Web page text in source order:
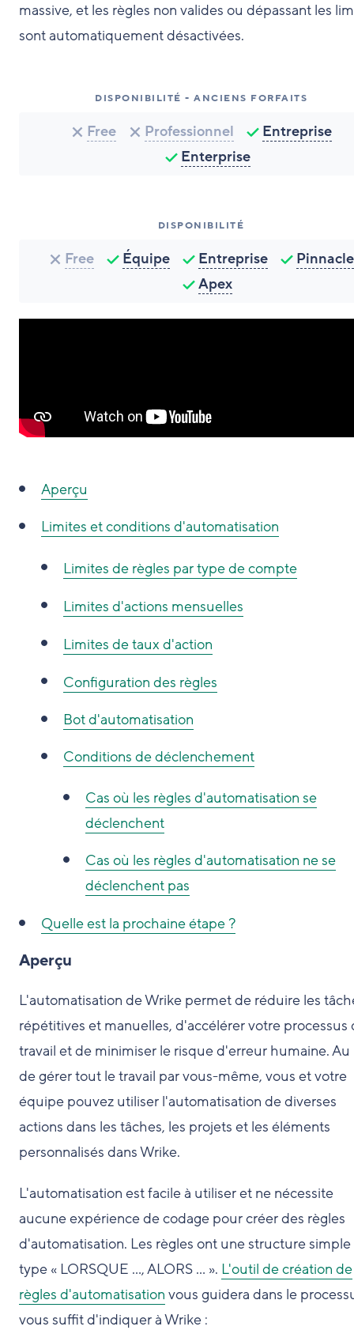
massive, et les règles non valides ou dépassant les
sont automatiquement désactivées.
DISPONIBILITÉ - ANCIENS FORFAITS
Free Professionnel
Entreprise
Enterprise
DISPONIBILITÉ
Free Équipe Entreprise
Pinnacle
Apex
Aperçu
Limites et conditions d'automatisation
Limites de règles par type de compte
Limites d'actions mensuelles
Limites de taux d'action
Configuration des règles
Bot d'automatisation
Conditions de déclenchement
Cas où les règles d'automatisation se
déclenchent
Cas où les règles d'automatisation ne se
déclenchent pas
Quelle est la prochaine étape ?
Aperçu
L'automatisation de Wrike permet de réduire les
répétitives et manuelles, d'accélérer votre processus
travail et de minimiser le risque d'erreur humaine. Au
de gérer tout le travail par vous-même, vous et votre
équipe pouvez utiliser l'automatisation de diverses
actions dans les tâches, les projets et les éléments
personnalisés dans Wrike.
L'automatisation est facile à utiliser et ne nécessite
aucune expérience de codage pour créer des règles
d'automatisation. Les règles ont une structure
type « LORSQUE …, ALORS … ». L'outil de création de
règles d'automatisation vous guidera dans le
vous suffit d'indiquer à Wrike :